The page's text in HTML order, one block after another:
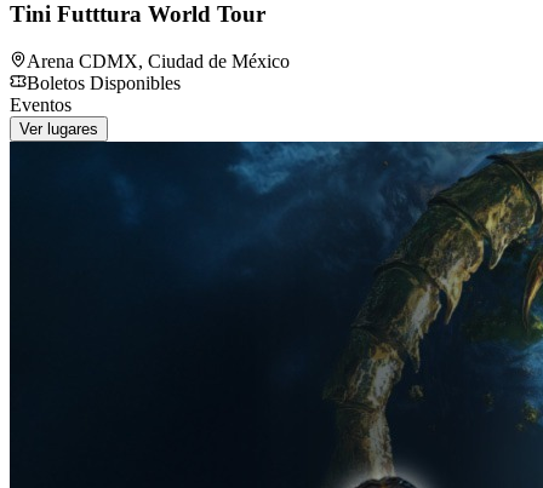
Tini Futttura World Tour
Arena CDMX, Ciudad de México
Boletos Disponibles
Eventos
Ver lugares